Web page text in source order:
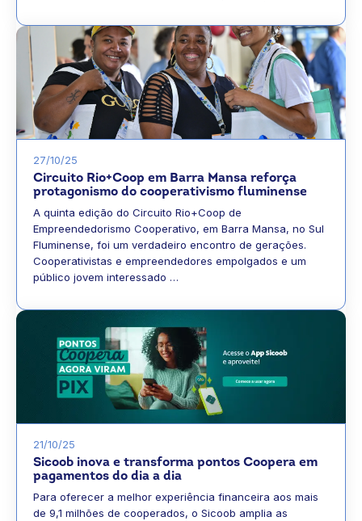
27/10/25
Circuito Rio+Coop em Barra Mansa reforça
protagonismo do cooperativismo fluminense
A quinta edição do Circuito Rio+Coop de
Empreendedorismo Cooperativo, em Barra Mansa, no Sul
Fluminense, foi um verdadeiro encontro de gerações.
Cooperativistas e empreendedores empolgados e um
público jovem interessado …
21/10/25
Sicoob inova e transforma pontos Coopera em
pagamentos do dia a dia
Para oferecer a melhor experiência financeira aos mais
de 9,1 milhões de cooperados, o Sicoob amplia as